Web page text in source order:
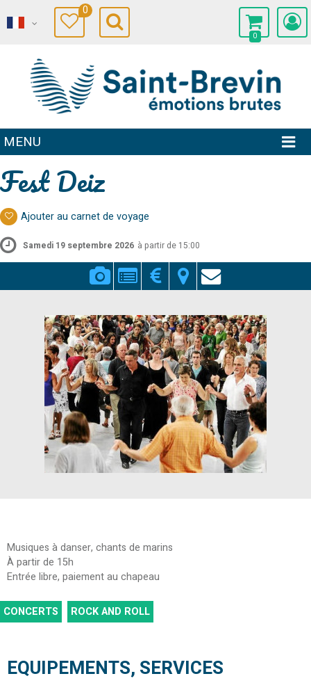
0
0
MENU
Fest Deiz
Ajouter au carnet de voyage
Samedi 19 septembre 2026 à partir de 15:00
Musiques à danser, chants de marins
À partir de 15h
Entrée libre, paiement au chapeau
CONCERTS ROCK AND ROLL
EQUIPEMENTS, SERVICES